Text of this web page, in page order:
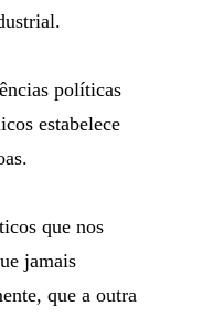
políticas
estabelece
que nos
jamais
que a outra